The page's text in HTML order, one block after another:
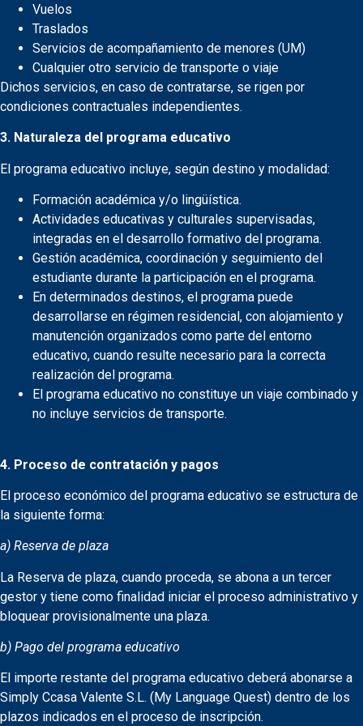
Vuelos
Traslados
Servicios de acompañamiento de menores (UM)
Cualquier otro servicio de transporte o viaje
Dichos servicios, en caso de contratarse, se rigen por
condiciones contractuales independientes.
3. Naturaleza del programa educativo
El programa educativo incluye, según destino y modalidad:
Formación académica y/o lingüística.
Actividades educativas y culturales supervisadas,
integradas en el desarrollo formativo del programa.
Gestión académica, coordinación y seguimiento del
estudiante durante la participación en el programa.
En determinados destinos, el programa puede
desarrollarse en régimen residencial, con alojamiento y
manutención organizados como parte del entorno
educativo, cuando resulte necesario para la correcta
realización del programa.
El programa educativo no constituye un viaje combinado y
no incluye servicios de transporte.
4. Proceso de contratación y pagos
El proceso económico del programa educativo se estructura de
la siguiente forma:
a) Reserva de plaza
La Reserva de plaza, cuando proceda, se abona a un tercer
gestor y tiene como finalidad iniciar el proceso administrativo y
bloquear provisionalmente una plaza.
b) Pago del programa educativo
El importe restante del programa educativo deberá abonarse a
Simply Ccasa Valente S.L. (My Language Quest) dentro de los
plazos indicados en el proceso de inscripción.